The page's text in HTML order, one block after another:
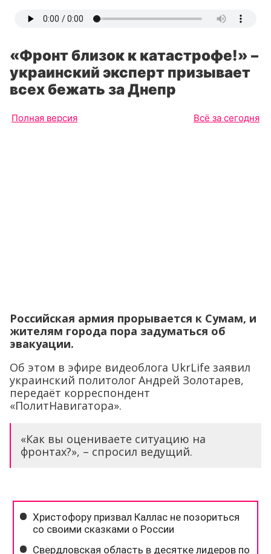
«Фронт близок к катастрофе!» –
украинский эксперт призывает
всех бежать за Днепр
Полная версия Всё за сегодня
Российская армия прорывается к Сумам, и
жителям города пора задуматься об
эвакуации.
Об этом в эфире видеоблога UkrLife заявил
украинский политолог Андрей Золотарев,
передаёт корреспондент
«ПолитНавигатора».
«Как вы оцениваете ситуацию на
фронтах?», – спросил ведущий.